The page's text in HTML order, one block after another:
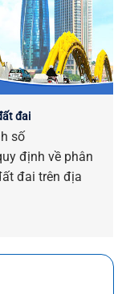
đai
số
định về phân
đai trên địa